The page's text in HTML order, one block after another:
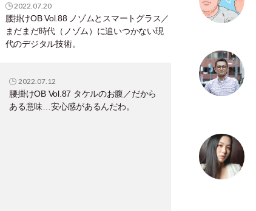
2022.07.20
腰掛けOB Vol.88 ノゾムとスマートグラス／
まだまだ時代（ノゾム）に追いつかない現
代のデジタル技術。
2022.07.12
腰掛けOB Vol.87 タケルのお腹／だから
ある意味…安心感があるんだわ。